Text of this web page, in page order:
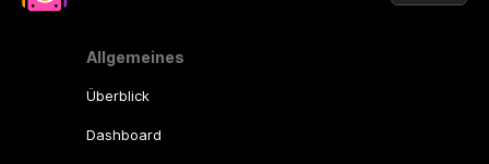
Allgemeines
Überblick
Dashboard